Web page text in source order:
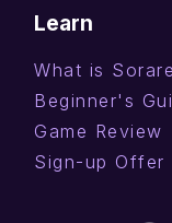
Learn
What is Sorare
Beginner's
Game Review
Sign-up Offer